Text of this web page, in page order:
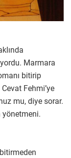
Marmara
bitirip
Fehmi’ye
mu, diye sorar.
yönetmeni.